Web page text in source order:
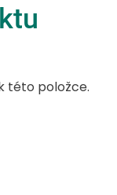
této položce.